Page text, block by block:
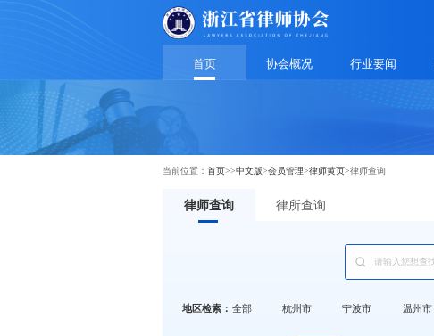
首页 协会概况 行业要闻
当前位置： 首页>>中文版>会员管理>律师黄页>律师查询
律师查询 律所查询
地区检索： 全部 杭州市 宁波市 温州市